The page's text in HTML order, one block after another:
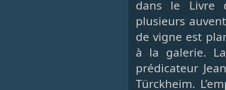
dans le Livre
plusieurs
de vigne est
à la galerie.
prédicateur
Türckheim.